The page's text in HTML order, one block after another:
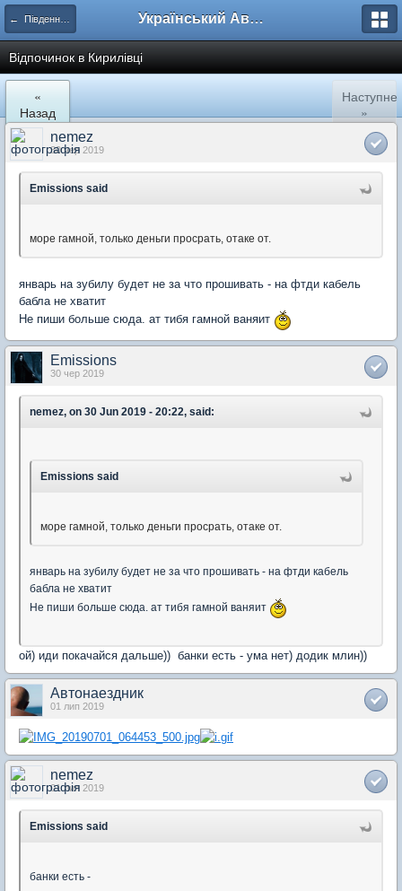
← Південний регіон Український Автоклуб ВАЗ
Відпочинок в Кирилівці
«
Назад
Наступне
»
nemez
30 чер 2019
Emissions said
море гамной, только деньги просрать, отаке от.
январь на зубилу будет не за что прошивать - на фтди кабель
бабла не хватит
Не пиши больше сюда. ат тибя гамной ваняит
Emissions
30 чер 2019
nemez, on 30 Jun 2019 - 20:22, said:
Emissions said
море гамной, только деньги просрать, отаке от.
январь на зубилу будет не за что прошивать - на фтди кабель
бабла не хватит
Не пиши больше сюда. ат тибя гамной ваняит
ой) иди покачайся дальше)) банки есть - ума нет) додик млин))
Автонаездник
01 лип 2019
nemez
01 лип 2019
Emissions said
банки есть -